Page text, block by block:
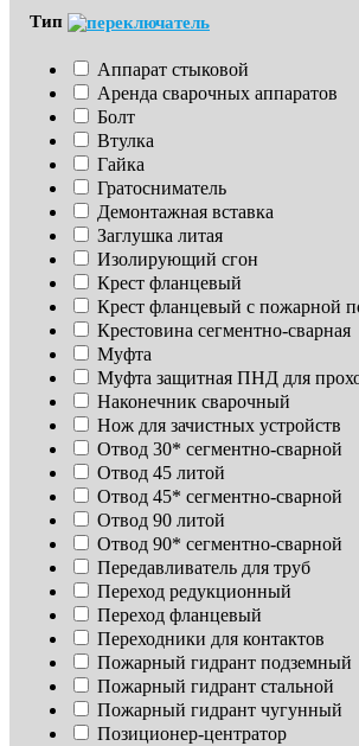
Тип
Аппарат стыковой
Аренда сварочных аппаратов
Болт
Втулка
Гайка
Гратосниматель
Демонтажная вставка
Заглушка литая
Изoлирующий сгон
Крест фланцевый
Крест фланцевый с пожарной
Крестовина сегментно-сварная
Муфта
Муфта защитная ПНД для
Наконечник сварочный
Нож для зачистных устройств
Отвод 30* сегментно-сварной
Отвод 45 литой
Отвод 45* сегментно-сварной
Отвод 90 литой
Отвод 90* сегментно-сварной
Передавливатель для труб
Переход редукционный
Переход фланцевый
Переходники для контактов
Пожарный гидрант подземный
Пожарный гидрант стальной
Пожарный гидрант чугунный
Позиционер-центратор